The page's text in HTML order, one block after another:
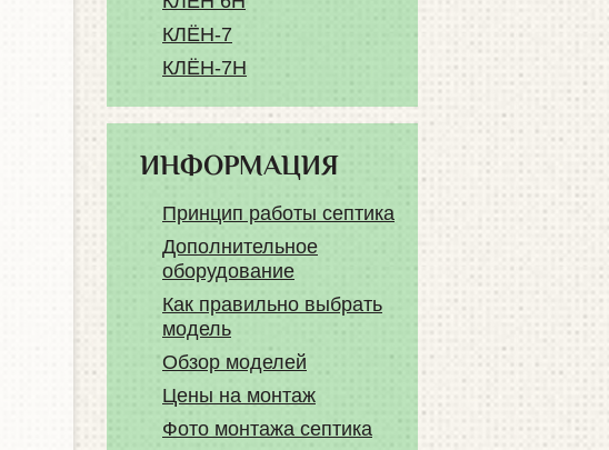
КЛЁН-7
КЛЁН-7Н
ИНФОРМАЦИЯ
Принцип работы септика
Дополнительное
оборудование
Как правильно выбрать
модель
Обзор моделей
Цены на монтаж
Фото монтажа септика